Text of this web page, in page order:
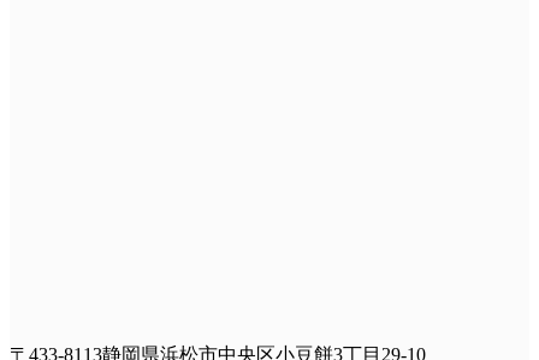
〒433-8113静岡県浜松市中央区小豆餅3丁目29-10